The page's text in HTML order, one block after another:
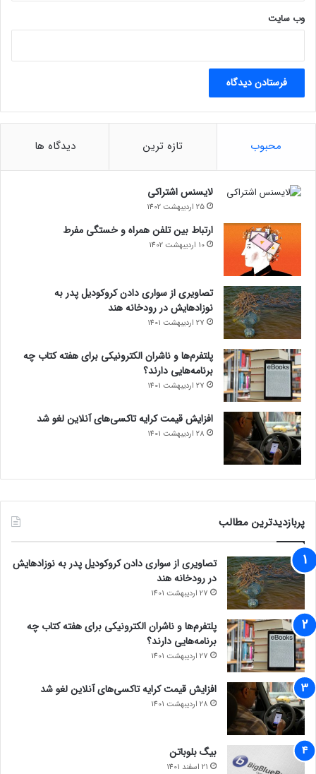
وب‌ سایت
محبوب تازه ترین دیدگاه ها
لایسنس اشتراکی
25 اردیبهشت 1402
ارتباط بین تلفن همراه و خستگی مفرط
10 اردیبهشت 1402
تصاویری از سواری دادن کروکودیل پدر به
نوزادهایش در رودخانه هند
27 اردیبهشت 1401
پلتفرم‌ها و ناشران الکترونیکی برای هفته کتاب چه
برنامه‌هایی دارند؟
27 اردیبهشت 1401
افزایش قیمت کرایه تاکسی‌های آنلاین لغو شد
28 اردیبهشت 1401
پربازدیدترین مطالب
تصاویری از سواری دادن کروکودیل پدر به نوزادهایش
در رودخانه هند
27 اردیبهشت 1401
پلتفرم‌ها و ناشران الکترونیکی برای هفته کتاب چه
برنامه‌هایی دارند؟
27 اردیبهشت 1401
افزایش قیمت کرایه تاکسی‌های آنلاین لغو شد
28 اردیبهشت 1401
بیگ بلوباتن
21 اسفند 1401